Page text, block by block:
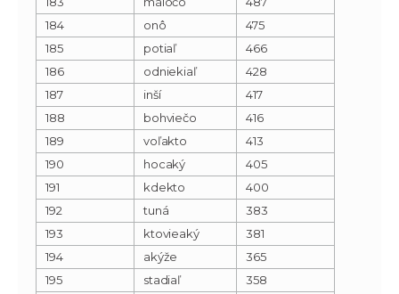
184
onô
475
185
potiaľ
466
186
odniekiaľ
428
187
inší
417
188
bohviečo
416
189
voľakto
413
190
hocaký
405
191
kdekto
400
192
tuná
383
193
ktovieaký
381
194
akýže
365
195
stadiaľ
358